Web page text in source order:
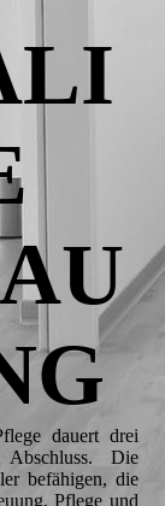
dauert drei
Die
befähigen, die
Pflege und